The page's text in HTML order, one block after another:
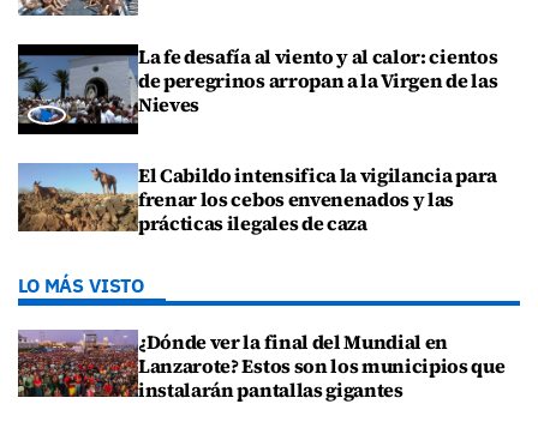
La fe desafía al viento y al calor: cientos
de peregrinos arropan a la Virgen de las
Nieves
El Cabildo intensifica la vigilancia para
frenar los cebos envenenados y las
prácticas ilegales de caza
LO MÁS VISTO
¿Dónde ver la final del Mundial en
Lanzarote? Estos son los municipios que
instalarán pantallas gigantes